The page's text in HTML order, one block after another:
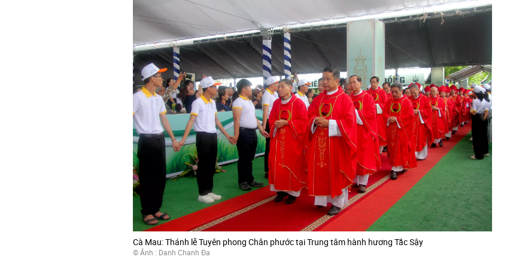
Cà Mau: Thánh lễ Tuyên phong Chân phước tại Trung tâm hành hương Tắc Sậy
© Ảnh : Danh Chanh Đa